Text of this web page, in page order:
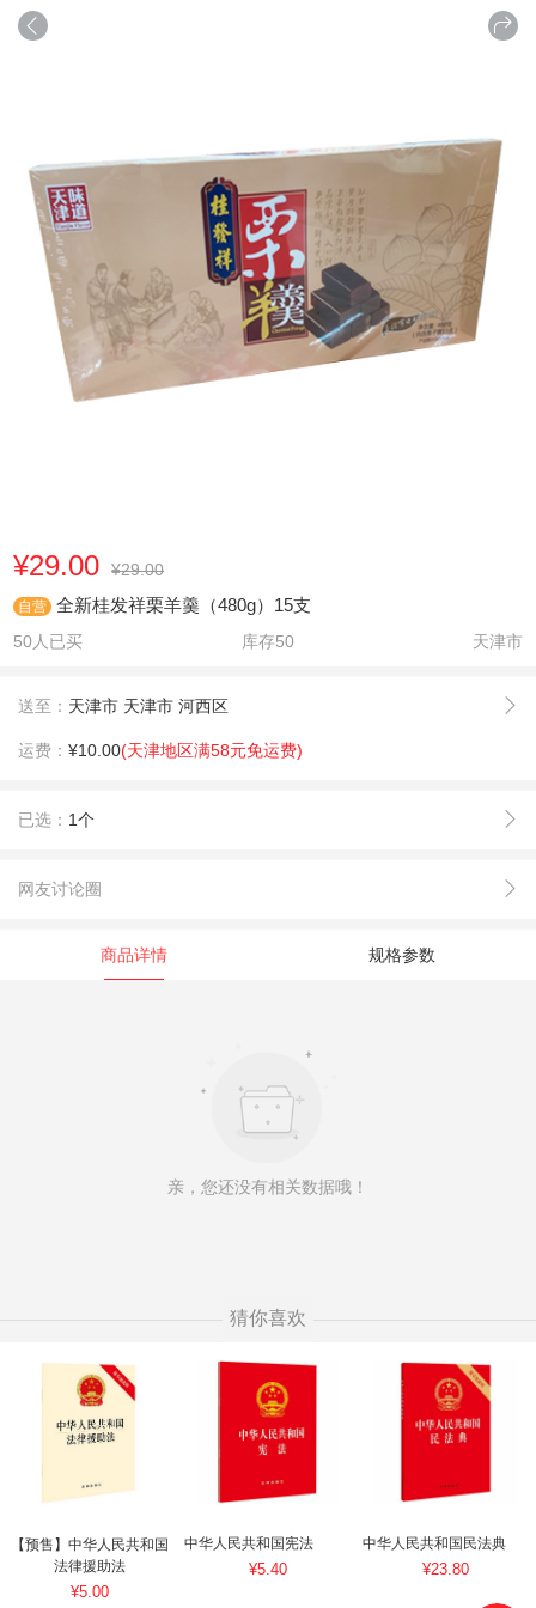
¥29.00 ¥29.00
自营 全新桂发祥栗羊羹（480g）15支
50人已买 库存50 天津市
送至： 天津市 天津市 河西区
运费： ¥10.00(天津地区满58元免运费)
已选： 1个
网友讨论圈
商品详情 规格参数
亲，您还没有相关数据哦！
猜你喜欢
【预售】中华人民共和国
法律援助法
¥5.00
中华人民共和国宪法
¥5.40
中华人民共和国民法典
¥23.80